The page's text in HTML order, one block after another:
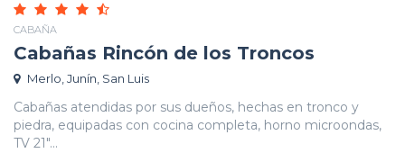
CABAÑA
Cabañas Rincón de los Troncos
Merlo, Junín, San Luis
Cabañas atendidas por sus dueños, hechas en tronco y
piedra, equipadas con cocina completa, horno microondas,
TV 21"...